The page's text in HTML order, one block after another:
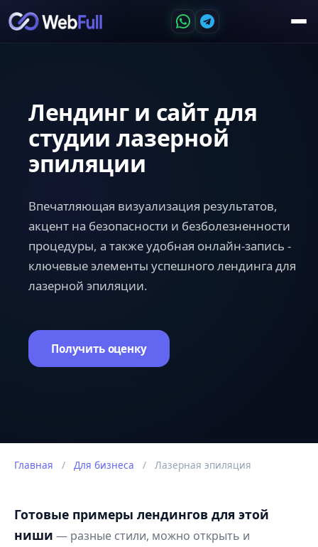
Лендинг и сайт для
студии лазерной
эпиляции
Впечатляющая визуализация результатов,
акцент на безопасности и безболезненности
процедуры, а также удобная онлайн-запись -
ключевые элементы успешного лендинга для
лазерной эпиляции.
Получить оценку
Главная / Для бизнеса / Лазерная эпиляция
Готовые примеры лендингов для этой
ниши — разные стили, можно открыть и